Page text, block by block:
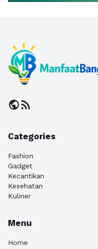
publicrss_feed
Categories
Fashion
Gadget
Kecantikan
Kesehatan
Kuliner
Menu
Home